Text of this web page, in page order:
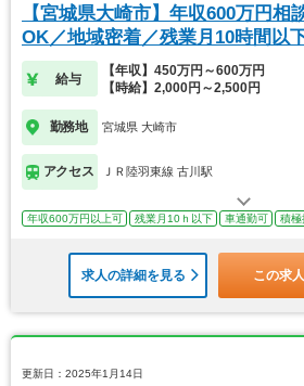
【宮城県大崎市】年収600万円相
OK／地域密着／残業月10時間以
給与
【年収】450万円～600万円
【時給】2,000円～2,500円
勤務地 宮城県 大崎市
アクセス ＪＲ陸羽東線 古川駅
年収600万円以上可 残業月10ｈ以下 車通勤可 積極
求人の詳細を見る この求
更新日：2025年1月14日